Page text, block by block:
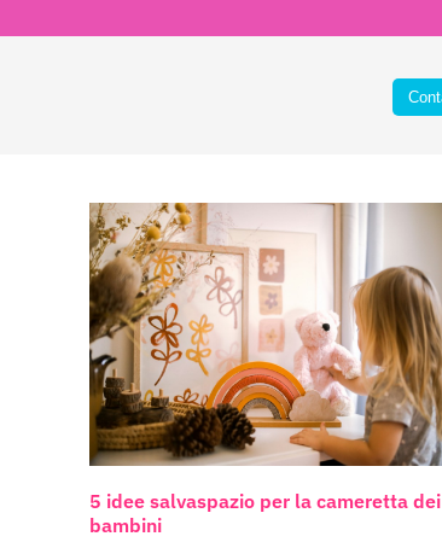
5 idee salvaspazio per la cameretta dei
bambini